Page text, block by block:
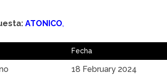
ATONICO,
Fecha
18 February 2024